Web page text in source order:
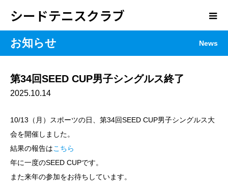
シードテニスクラブ
お知らせ News
第34回SEED CUP男子シングルス終了
2025.10.14
10/13（月）スポーツの日、第34回SEED CUP男子シングルス大
会を開催しました。
結果の報告はこちら
年に一度のSEED CUPです。
また来年の参加をお待ちしています。